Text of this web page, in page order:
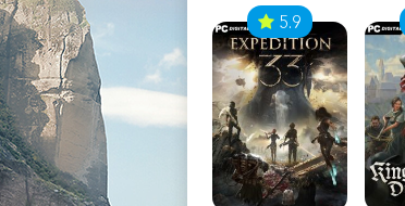
5.9